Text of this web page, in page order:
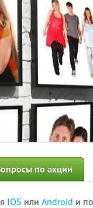
по акции
IOS или Android и